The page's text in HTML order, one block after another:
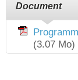
Document
(3.07 Mo)